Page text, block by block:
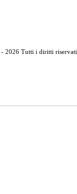
2026 Tutti i diritti riservati.